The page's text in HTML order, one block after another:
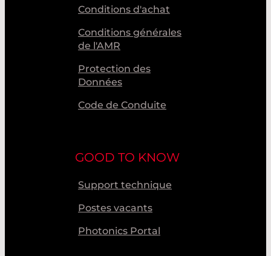
Conditions d'achat
Conditions générales
de l'AMR
Protection des
Données
Code de Conduite
GOOD TO KNOW
Support technique
Postes vacants
Photonics Portal